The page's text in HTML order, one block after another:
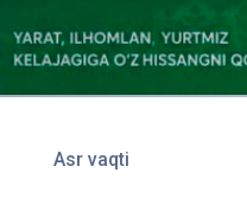
Asr vaqti